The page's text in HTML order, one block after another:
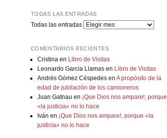
TODAS LAS ENTRADAS
Todas las entradas
COMENTARIOS RECIENTES
Cristinaen Libro de Visitas
Leonardo Garcia Llamasen Libro de Visitas
Andrés Gómez Céspedesen A propósito de la
edad de jubilación de los camioneros
Juan Gatnau en ¡Que Dios nos ampare!, porque
«la justicia» no lo hace
Iván en ¡Que Dios nos ampare!, porque «la
justicia» no lo hace